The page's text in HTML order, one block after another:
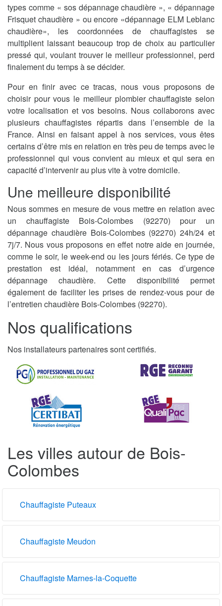
types comme « sos dépannage chaudière », « dépannage
Frisquet chaudière » ou encore «dépannage ELM Leblanc
chaudière», les coordonnées de chauffagistes se
multiplient laissant beaucoup trop de choix au particulier
pressé qui, voulant trouver le meilleur professionnel, perd
finalement du temps à se décider.
Pour en finir avec ce tracas, nous vous proposons de
choisir pour vous le meilleur plombier chauffagiste selon
votre localisation et vos besoins. Nous collaborons avec
plusieurs chauffagistes répartis dans l’ensemble de la
France. Ainsi en faisant appel à nos services, vous êtes
certains d’être mis en relation en très peu de temps avec le
professionnel qui vous convient au mieux et qui sera en
capacité d’intervenir au plus vite à votre domicile.
Une meilleure disponibilité
Nous sommes en mesure de vous mettre en relation avec
un chauffagiste Bois-Colombes (92270) pour un
dépannage chaudière Bois-Colombes (92270) 24h/24 et
7j/7. Nous vous proposons en effet notre aide en journée,
comme le soir, le week-end ou les jours fériés. Ce type de
prestation est idéal, notamment en cas d’urgence
dépannage chaudière. Cette disponibilité permet
également de faciliter les prises de rendez-vous pour de
l’entretien chaudière Bois-Colombes (92270).
Nos qualifications
Nos installateurs partenaires sont certifiés.
Les villes autour de Bois-
Colombes
Chauffagiste Puteaux
Chauffagiste Meudon
Chauffagiste Marnes-la-Coquette